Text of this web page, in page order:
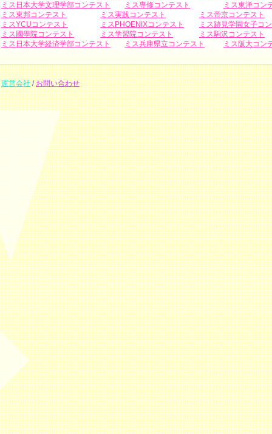
ミス日本大学文理学部コンテスト
ミス専修コンテスト
ミス東洋コン
ミス東邦コンテスト
ミス実践コンテスト
ミス帝京コンテスト
ミスYCUコンテスト
ミスPHOENIXコンテスト
ミス跡見学園女子コ
ミス國學院コンテスト
ミス学習院コンテスト
ミス駒沢コンテスト
ミス日本大学経済学部コンテスト
ミス兵庫県立コンテスト ミス阪大コン
運営会社/お問い合わせ